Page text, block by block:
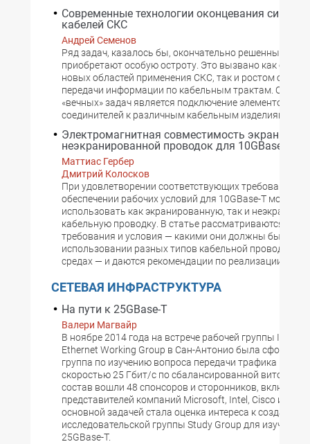
Современные технологии оконцевания
кабелей СКС
Андрей Семенов
Ряд задач, казалось бы, окончательно решенных
приобретают особую остроту. Это вызвано как
новых областей применения СКС, так и ростом
передачи информации по кабельным трактам. Одной
«вечных» задач является подключение элементов
соединителей к различным кабельным изделиям.
Электромагнитная совместимость
неэкранированной проводок для 10GBase-T
Маттиас Гербер
Дмитрий Колосков
При удовлетворении соответствующих требований и
обеспечении рабочих условий для 10GBase-T можно
использовать как экранированную, так и
кабельную проводку. В статье рассматриваются
требования и условия — какими они должны быть при
использовании разных типов кабельной проводки в
средах — и даются рекомендации по реализации СКС.
СЕТЕВАЯ ИНФРАСТРУКТУРА
На пути к 25GBase-T
Валери Магвайр
В ноябре 2014 года на встрече рабочей группы IEEE
Ethernet Working Group в Сан-Антонио была
группа по изучению вопроса передачи трафика
скоростью 25 Гбит/c по сбалансированной витой
состав вошли 48 спонсоров и сторонников, включая
представителей компаний Microsoft, Intel, Cisco и
основной задачей стала оценка интереса к созданию
исследовательской группы Study Group для изучения
25GBase-T.